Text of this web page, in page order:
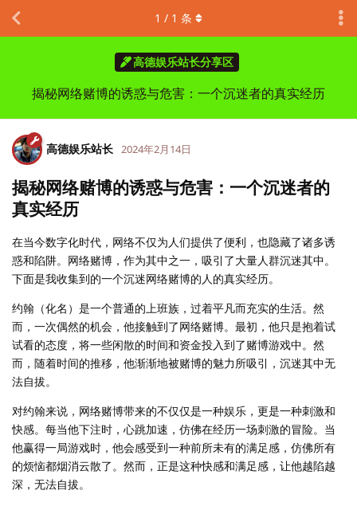
高德娱乐站长分享区
揭秘网络赌博的诱惑与危害：一个沉迷者的真实经历
1 / 1 条
高德娱乐站长 2024年2月14日
揭秘网络赌博的诱惑与危害：一个沉迷者的
真实经历
在当今数字化时代，网络不仅为人们提供了便利，也隐藏了诸多诱
惑和陷阱。网络赌博，作为其中之一，吸引了大量人群沉迷其中。
下面是我收集到的一个沉迷网络赌博的人的真实经历。
约翰（化名）是一个普通的上班族，过着平凡而充实的生活。然
而，一次偶然的机会，他接触到了网络赌博。最初，他只是抱着试
试看的态度，将一些闲散的时间和资金投入到了赌博游戏中。然
而，随着时间的推移，他渐渐地被赌博的魅力所吸引，沉迷其中无
法自拔。
对约翰来说，网络赌博带来的不仅仅是一种娱乐，更是一种刺激和
快感。每当他下注时，心跳加速，仿佛在经历一场刺激的冒险。当
他赢得一局游戏时，他会感受到一种前所未有的满足感，仿佛所有
的烦恼都烟消云散了。然而，正是这种快感和满足感，让他越陷越
深，无法自拔。